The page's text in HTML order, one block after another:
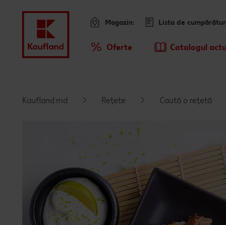
Meniu Oferte Catalogul
Magazin: Lista de
Kaufland.md Rețete Caută o rețetă